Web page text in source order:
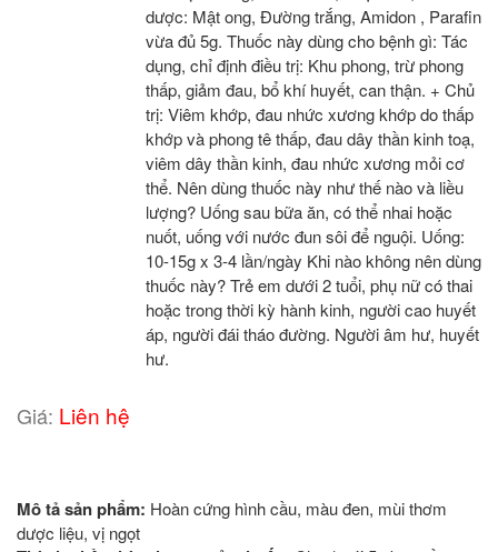
dược: Mật ong, Đường trắng, Amidon , Parafin
vừa đủ 5g. Thuốc này dùng cho bệnh gì: Tác
dụng, chỉ định điều trị: Khu phong, trừ phong
thấp, giảm đau, bổ khí huyết, can thận. + Chủ
trị: Viêm khớp, đau nhức xương khớp do thấp
khớp và phong tê thấp, đau dây thần kinh toạ,
viêm dây thần kinh, đau nhức xương mỏi cơ
thể. Nên dùng thuốc này như thế nào và liều
lượng? Uống sau bữa ăn, có thể nhai hoặc
nuốt, uống với nước đun sôi để nguội. Uống:
10-15g x 3-4 lần/ngày Khi nào không nên dùng
thuốc này? Trẻ em dưới 2 tuổi, phụ nữ có thai
hoặc trong thời kỳ hành kinh, người cao huyết
áp, người đái tháo đường. Người âm hư, huyết
hư.
Giá: Liên hệ
Mô tả sản phẩm: Hoàn cứng hình cầu, màu đen, mùi thơm
dược liệu, vị ngọt